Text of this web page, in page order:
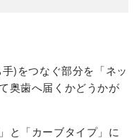
)をつなぐ部分を「ネッ
奥歯へ届くかどうかが
と「カーブタイプ」に